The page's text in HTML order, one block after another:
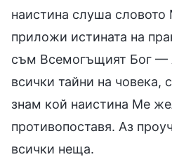
наистина слуша
приложи истината на
съм Всемогъщият Бог —
всички тайни на човека,
знам кой наистина Ме
противопоставя. Аз
всички неща.